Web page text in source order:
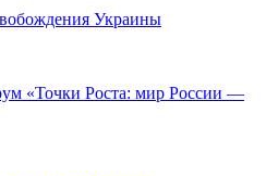
Украины
«Точки Роста: мир России —